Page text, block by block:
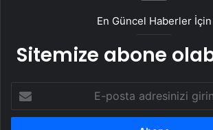
En Güncel Haberler İçin
Sitemize abone
posta
adresinizi